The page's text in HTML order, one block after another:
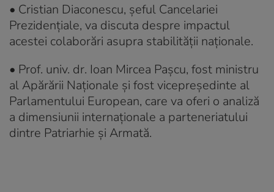
• Cristian Diaconescu, șeful Cancelariei
Prezidențiale, va discuta despre impactul
acestei colaborări asupra stabilității naționale.
• Prof. univ. dr. Ioan Mircea Pașcu, fost ministru
al Apărării Naționale și fost vicepreședinte al
Parlamentului European, care va oferi o analiză
a dimensiunii internaționale a parteneriatului
dintre Patriarhie și Armată.